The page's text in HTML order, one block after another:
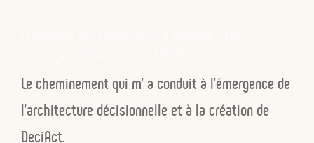
Le cheminement qui m’ a conduit à l’émergence de
l’architecture décisionnelle et à la création de
DeciAct.